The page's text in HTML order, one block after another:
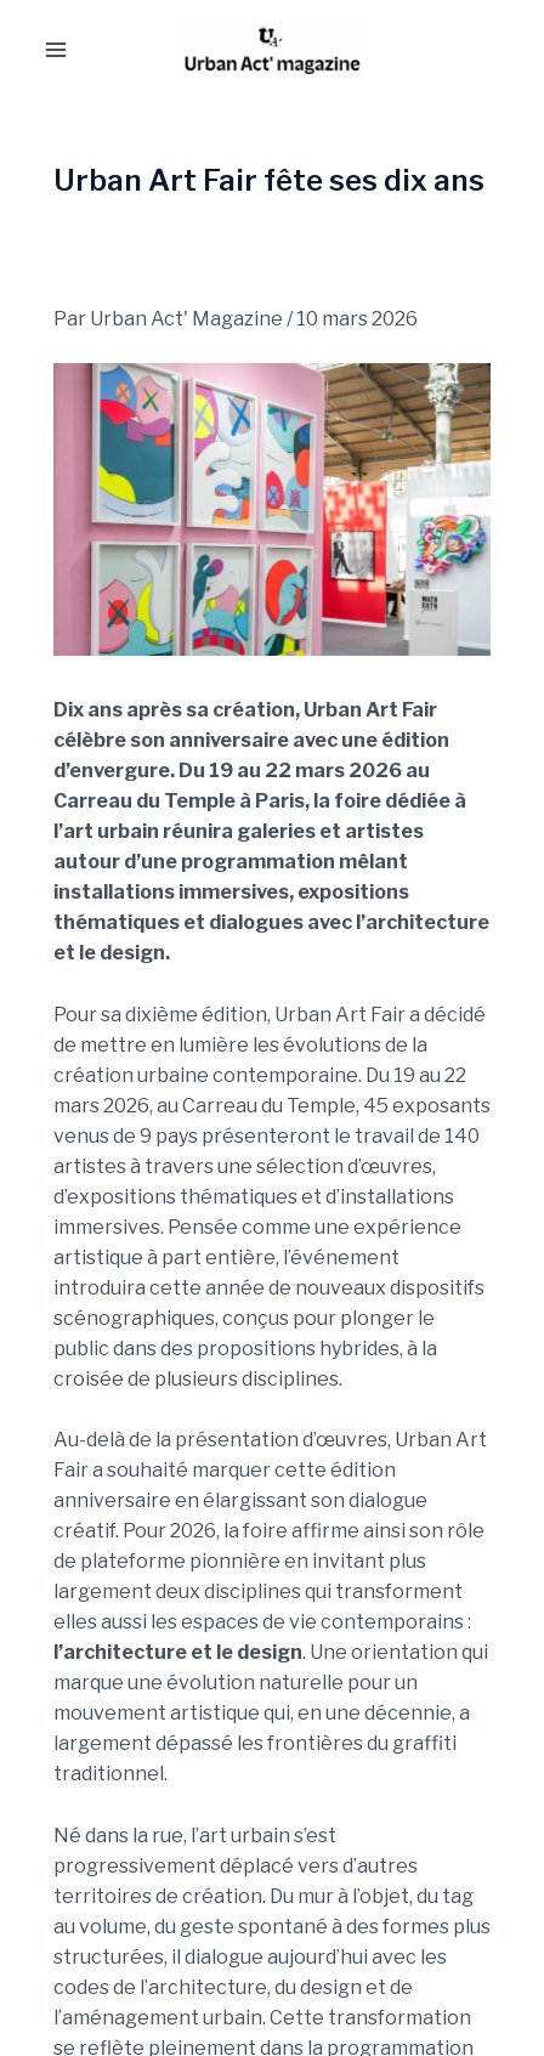
Urban Art Fair fête ses dix ans
Par Urban Act' Magazine /10 mars 2026
Dix ans après sa création, Urban Art Fair
célèbre son anniversaire avec une édition
d’envergure. Du 19 au 22 mars 2026 au
Carreau du Temple à Paris, la foire dédiée à
l’art urbain réunira galeries et artistes
autour d’une programmation mêlant
installations immersives, expositions
thématiques et dialogues avec l’architecture
et le design.
Pour sa dixième édition, Urban Art Fair a décidé
de mettre en lumière les évolutions de la
création urbaine contemporaine. Du 19 au 22
mars 2026, au Carreau du Temple, 45 exposants
venus de 9 pays présenteront le travail de 140
artistes à travers une sélection d’œuvres,
d’expositions thématiques et d’installations
immersives. Pensée comme une expérience
artistique à part entière, l’événement
introduira cette année de nouveaux dispositifs
scénographiques, conçus pour plonger le
public dans des propositions hybrides, à la
croisée de plusieurs disciplines.
Au-delà de la présentation d’œuvres, Urban Art
Fair a souhaité marquer cette édition
anniversaire en élargissant son dialogue
créatif. Pour 2026, la foire affirme ainsi son rôle
de plateforme pionnière en invitant plus
largement deux disciplines qui transforment
elles aussi les espaces de vie contemporains :
l’architecture et le design. Une orientation qui
marque une évolution naturelle pour un
mouvement artistique qui, en une décennie, a
largement dépassé les frontières du graffiti
traditionnel.
Né dans la rue, l’art urbain s’est
progressivement déplacé vers d’autres
territoires de création. Du mur à l’objet, du tag
au volume, du geste spontané à des formes plus
structurées, il dialogue aujourd’hui avec les
codes de l’architecture, du design et de
l’aménagement urbain. Cette transformation
se reflète pleinement dans la programmation
des